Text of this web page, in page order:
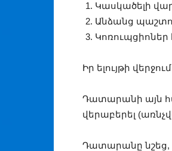
Կասկածելի
Անձանց
Կոռուպցիոներ
Իր ելույթի
Դատարանի այն
վերաբերել
Դատարանը